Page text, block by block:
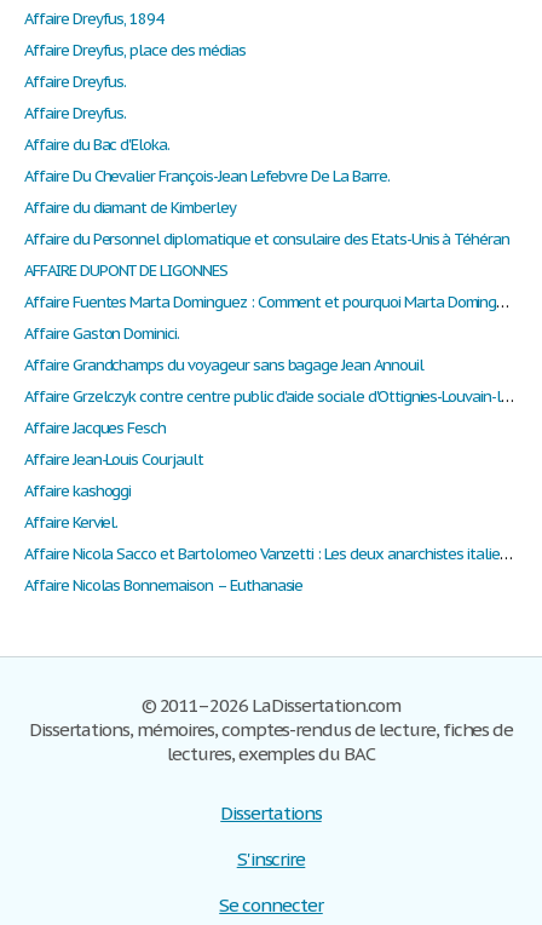
Affaire Dreyfus, 1894
Affaire Dreyfus, place des médias
Affaire Dreyfus.
Affaire Dreyfus.
Affaire du Bac d'Eloka.
Affaire Du Chevalier François-Jean Lefebvre De La Barre.
Affaire du diamant de Kimberley
Affaire du Personnel diplomatique et consulaire des Etats-Unis à Téhéran
AFFAIRE DUPONT DE LIGONNES
Affaire Fuentes Marta Dominguez : Comment et pourquoi Marta Dominguez est-t-elle impliqué dans l’Affaire Fuentes ?
Affaire Gaston Dominici.
Affaire Grandchamps du voyageur sans bagage Jean Annouil
Affaire Grzelczyk contre centre public d'aide sociale d'Ottignies-Louvain-la-Neuve, 20 septembre 2001
Affaire Jacques Fesch
Affaire Jean-Louis Courjault
Affaire kashoggi
Affaire Kerviel.
Affaire Nicola Sacco et Bartolomeo Vanzetti : Les deux anarchistes italiens ont-ils été victimes d'une erreur judiciaire ?
Affaire Nicolas Bonnemaison – Euthanasie
© 2011–2026 LaDissertation.com
Dissertations, mémoires, comptes-rendus de lecture, fiches de
lectures, exemples du BAC
Dissertations
S'inscrire
Se connecter